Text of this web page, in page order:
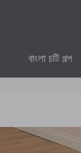
বাংলা চটি গল্প